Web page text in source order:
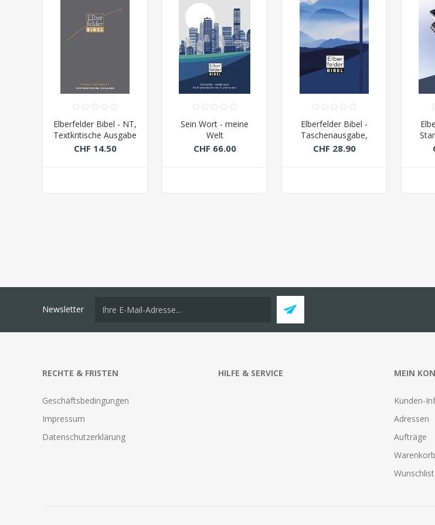
Elberfelder Bibel - NT,
Textkritische Ausgabe
von Welte, Michael
CHF 14.50
Sein Wort - meine
Welt
CHF 66.00
Elberfelder Bibel -
Taschenausgabe,
Motiv Berge, mit
CHF 28.90
Newsletter
RECHTE & FRISTEN
Geschäftsbedingungen
Impressum
Datenschutzerklärung
HILFE & SERVICE MEIN
Kunden-
Adressen
Aufträge
Warenkorb